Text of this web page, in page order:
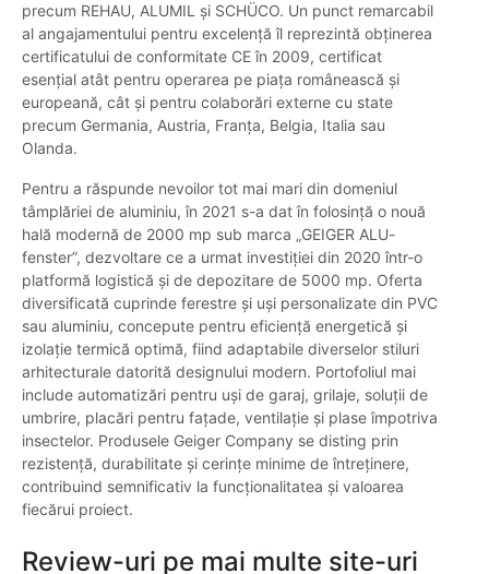
precum REHAU, ALUMIL și SCHÜCO. Un punct remarcabil
al angajamentului pentru excelență îl reprezintă obținerea
certificatului de conformitate CE în 2009, certificat
esențial atât pentru operarea pe piața românească și
europeană, cât și pentru colaborări externe cu state
precum Germania, Austria, Franța, Belgia, Italia sau
Olanda.
Pentru a răspunde nevoilor tot mai mari din domeniul
tâmplăriei de aluminiu, în 2021 s-a dat în folosință o nouă
hală modernă de 2000 mp sub marca „GEIGER ALU-
fenster”, dezvoltare ce a urmat investiției din 2020 într-o
platformă logistică și de depozitare de 5000 mp. Oferta
diversificată cuprinde ferestre și uși personalizate din PVC
sau aluminiu, concepute pentru eficiență energetică și
izolație termică optimă, fiind adaptabile diverselor stiluri
arhitecturale datorită designului modern. Portofoliul mai
include automatizări pentru uși de garaj, grilaje, soluții de
umbrire, placări pentru fațade, ventilație și plase împotriva
insectelor. Produsele Geiger Company se disting prin
rezistență, durabilitate și cerințe minime de întreținere,
contribuind semnificativ la funcționalitatea și valoarea
fiecărui proiect.
Review-uri pe mai multe site-uri